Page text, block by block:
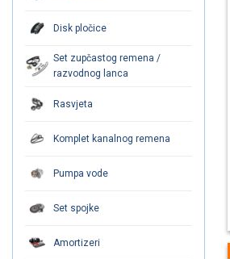
Disk pločice
Set zupčastog remena /
razvodnog lanca
Rasvjeta
Komplet kanalnog remena
Pumpa vode
Set spojke
Amortizeri